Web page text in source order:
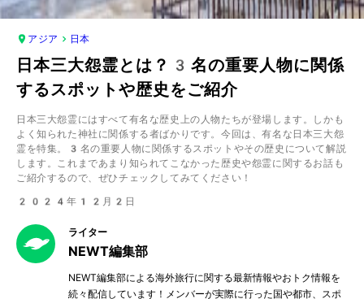
アジア 日本
日本三大怨霊とは？3名の重要人物に関係
するスポットや歴史をご紹介
日本三大怨霊にはすべて有名な歴史上の人物たちが登場します。しかも
よく知られた神社に関係する者ばかりです。今回は、有名な日本三大怨
霊を特集。3名の重要人物に関係するスポットやその歴史について解説
します。これまであまり知られてこなかった歴史や怨霊に関するお話も
ご紹介するので、ぜひチェックしてみてください！
2024年12月2日
ライター
NEWT編集部
NEWT編集部による海外旅行に関する最新情報やおトク情報を
続々配信しています！メンバーが実際に行った国や都市、スポ